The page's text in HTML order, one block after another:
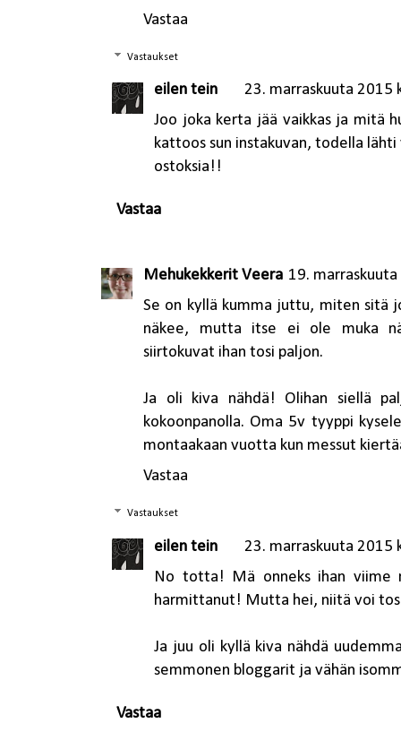
Vastaa
Vastaukset
eilen tein
23. marraskuuta 2015
Joo joka kerta jää vaikkas ja mitä
kattoos sun instakuvan, todella
ostoksia!!
Vastaa
Mehukekkerit Veera 19.
Se on kyllä kumma juttu, miten sitä
näkee, mutta itse ei ole muka
siirtokuvat ihan tosi paljon.
Ja oli kiva nähdä! Olihan siellä
kokoonpanolla. Oma 5v tyyppi
montaakaan vuotta kun messut
Vastaa
Vastaukset
eilen tein
23. marraskuuta 2015
No totta! Mä onneks ihan viime
harmittanut! Mutta hei, niitä voi
Ja juu oli kyllä kiva nähdä
semmonen bloggarit ja vähän
Vastaa